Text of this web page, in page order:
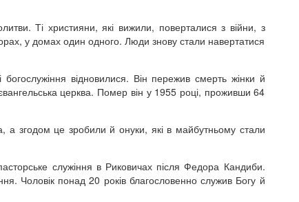
Ті християни, які вижили, поверталися з війни, з
у домах один одного. Люди знову стали навертатися
відновилися. Він пережив смерть жінки й
церква. Помер він у 1955 році, проживши 64
а згодом це зробили й онуки, які в майбутньому стали
служіння в Риковичах після Федора Кандиби.
Чоловік понад 20 років благословенно служив Богу й